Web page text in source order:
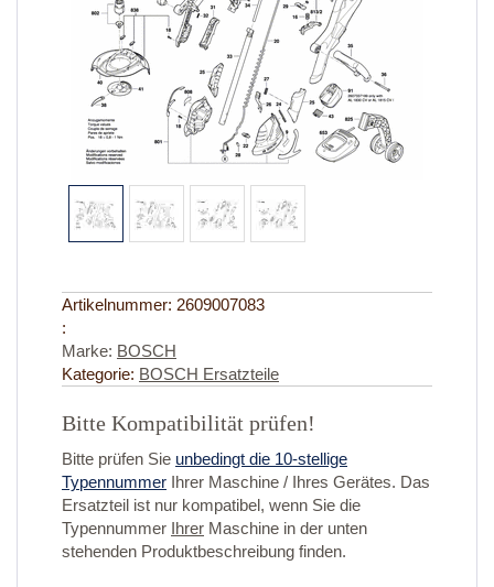
Artikelnummer: 2609007083
:
Marke: BOSCH
Kategorie: BOSCH Ersatzteile
Bitte Kompatibilität prüfen!
Bitte prüfen Sie unbedingt die 10-stellige
Typennummer Ihrer Maschine / Ihres Gerätes. Das
Ersatzteil ist nur kompatibel, wenn Sie die
Typennummer Ihrer Maschine in der unten
stehenden Produktbeschreibung finden.